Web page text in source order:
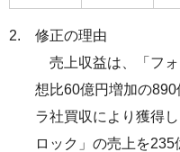
ESGデータ集
第三者保証
修正の理由
売上収益は、「フ
想比60億円増加の
ラ社買収により獲得
ロック」の売上を235